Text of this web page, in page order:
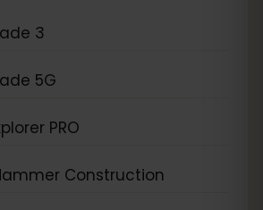
3
5G
PRO
Construction